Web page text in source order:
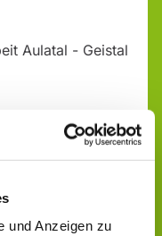
und Anzeigen zu
Aulatal - Geistal